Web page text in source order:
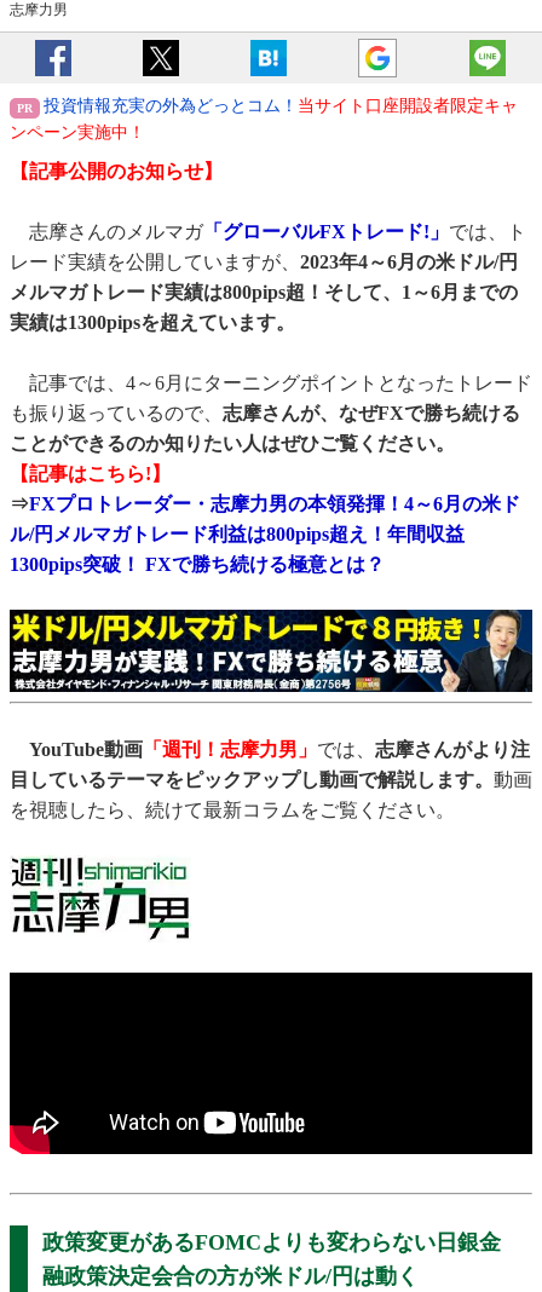
志摩力男
投資情報充実の外為どっとコム！ 当サイト口座開設者限定キャ
ンペーン実施中！
【記事公開のお知らせ】
志摩さんのメルマガ「グローバルFXトレード!」 では、ト
レード実績を公開していますが、 2023年4～6月の米ドル/円
メルマガトレード実績は800pips超！そして、1～6月までの
実績は1300pipsを超えています。
記事では、4～6月にターニングポイントとなったトレード
も振り返っているので、 志摩さんが、なぜFXで勝ち続ける
ことができるのか知りたい人はぜひご覧ください。
【記事はこちら!】
⇒FXプロトレーダー・志摩力男の本領発揮！4～6月の米ド
ル/円メルマガトレード利益は800pips超え！年間収益
1300pips突破！ FXで勝ち続ける極意とは？
YouTube動画 「週刊！志摩力男」 では、 志摩さんがより注
目しているテーマをピックアップし動画で解説します。 動画
を視聴したら、続けて最新コラムをご覧ください。
政策変更があるFOMCよりも変わらない日銀金
融政策決定会合の方が米ドル/円は動く